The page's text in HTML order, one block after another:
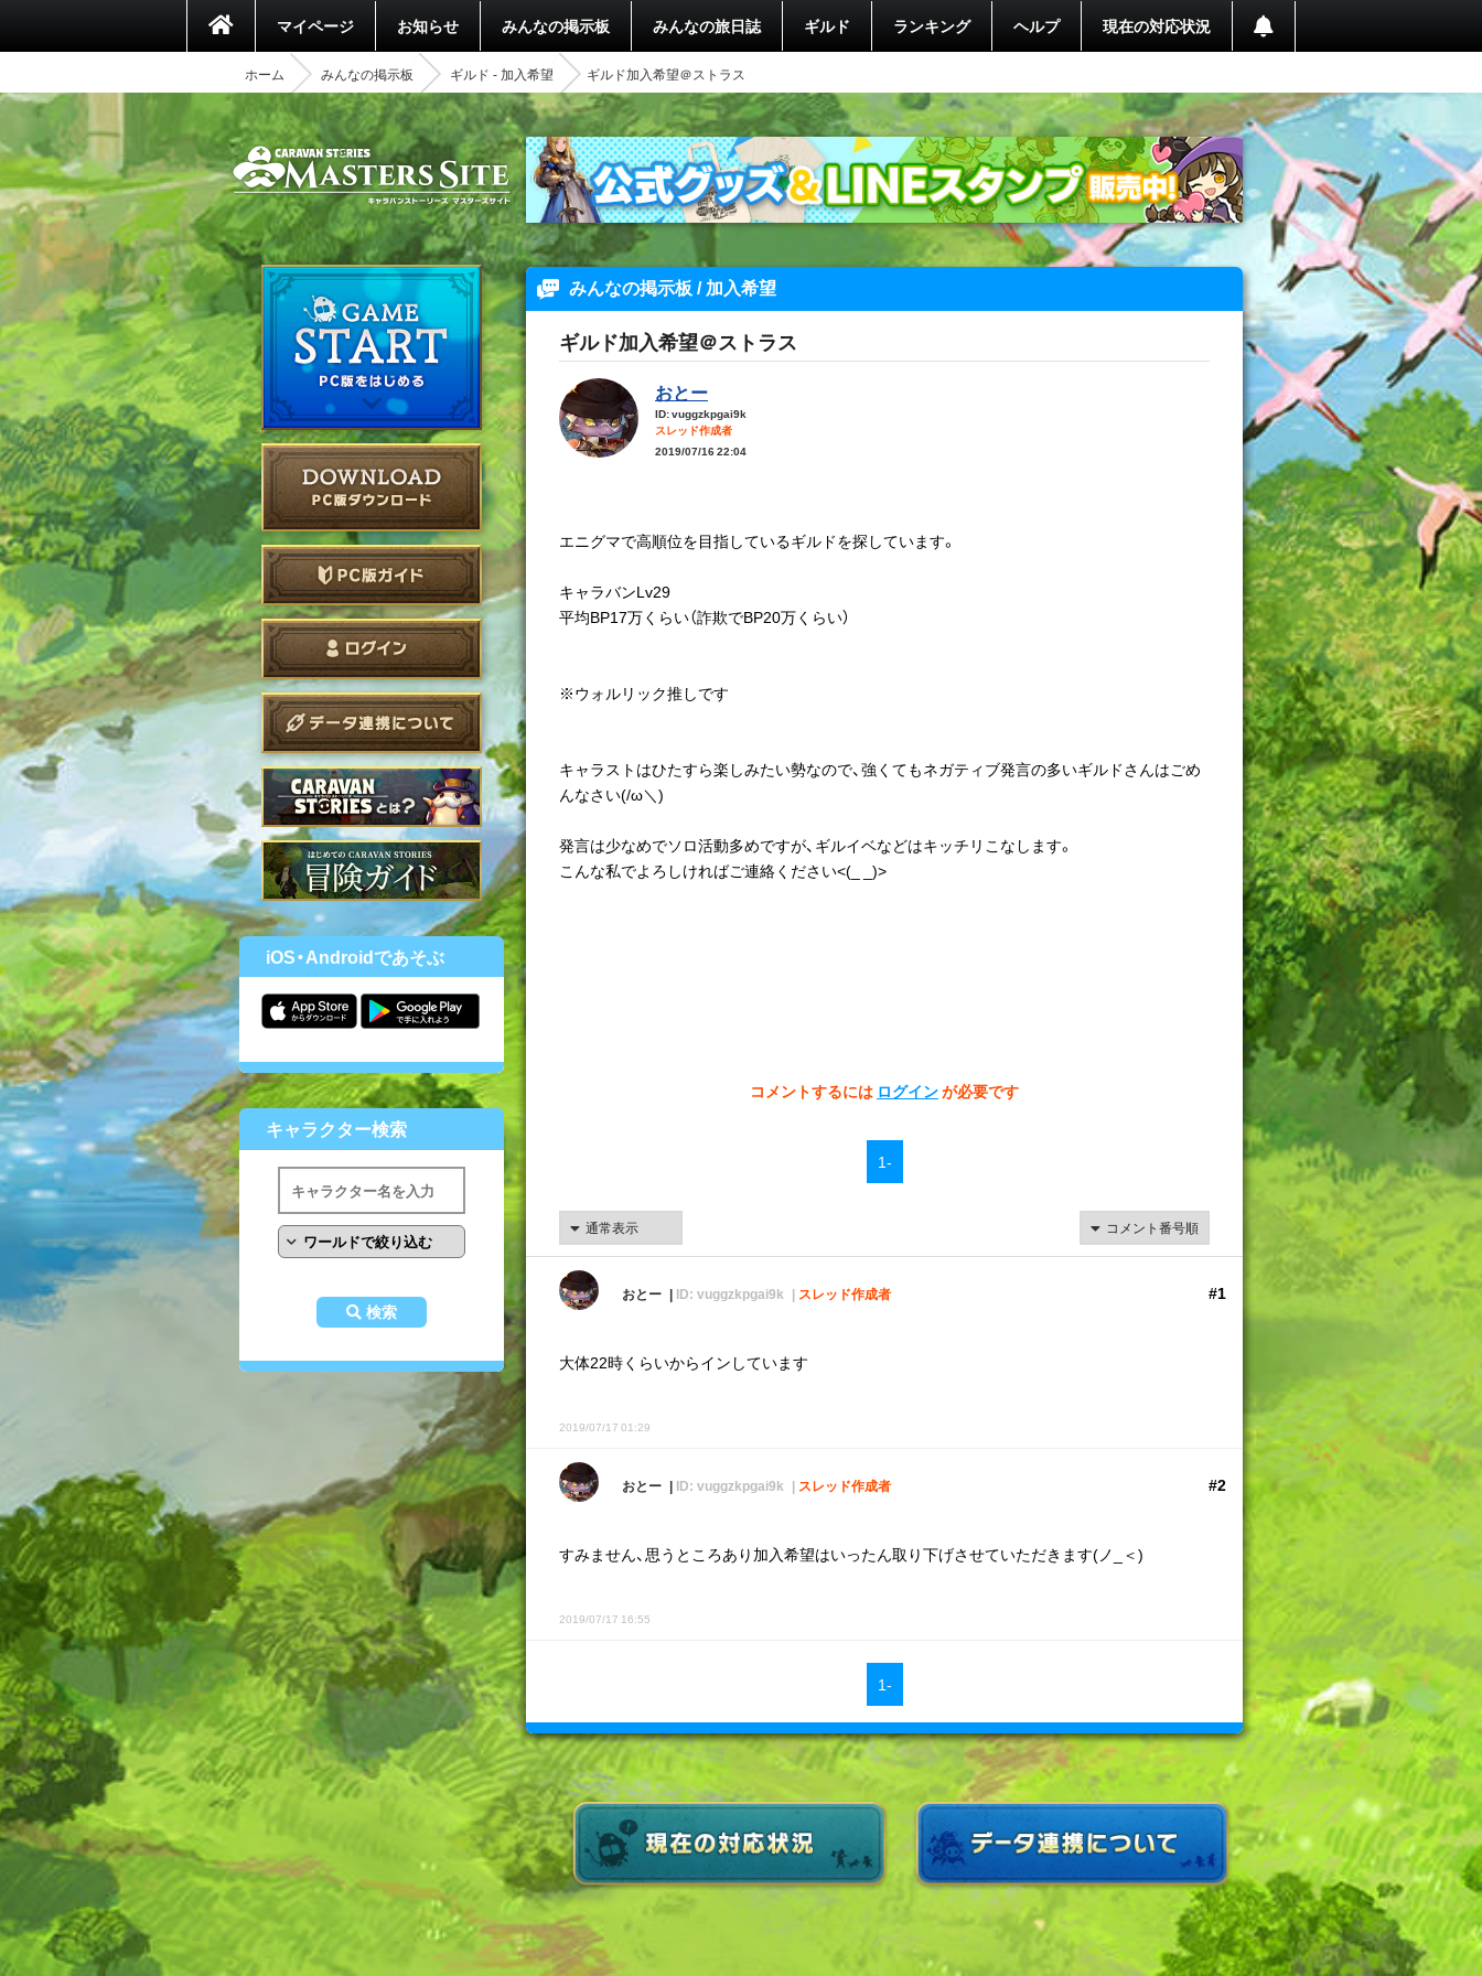
マイページ お知らせ みんなの掲示板 みんなの旅日誌 ギルド ランキング ヘルプ 現在の対応状況
ホーム みんなの掲示板 ギルド - 加入希望 ギルド加入希望＠ストラス
iOS・Androidであそぶ
キャラクター検索
検索
みんなの掲示板 / 加入希望
ギルド加入希望＠ストラス
おとー
ID: vuggzkpgai9k
スレッド作成者
2019/07/16 22:04
エニグマで高順位を目指しているギルドを探しています。
キャラバンLv29
平均BP17万くらい（詐欺でBP20万くらい）
※ウォルリック推しです
キャラストはひたすら楽しみたい勢なので、強くてもネガティブ発言の多いギルドさんはごめ
んなさい(/ω＼)
発言は少なめでソロ活動多めですが、ギルイベなどはキッチリこなします。
こんな私でよろしければご連絡ください<(_ _)>
コメントするには ログインが必要です
1-
おとー ID: vuggzkpgai9k スレッド作成者 #1
大体22時くらいからインしています
2019/07/17 01:29
おとー ID: vuggzkpgai9k スレッド作成者 #2
すみません、思うところあり加入希望はいったん取り下げさせていただきます(ノ_＜)
2019/07/17 16:55
1-